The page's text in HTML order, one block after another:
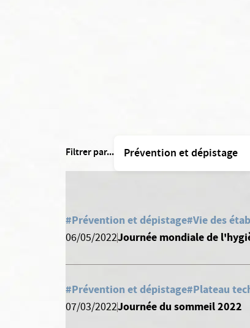
Filtrer par...
#Prévention et dépistage#Vie des
06/05/2022Journée mondiale de
#Prévention et dépistage#Plateau
07/03/2022Journée du sommeil 2022